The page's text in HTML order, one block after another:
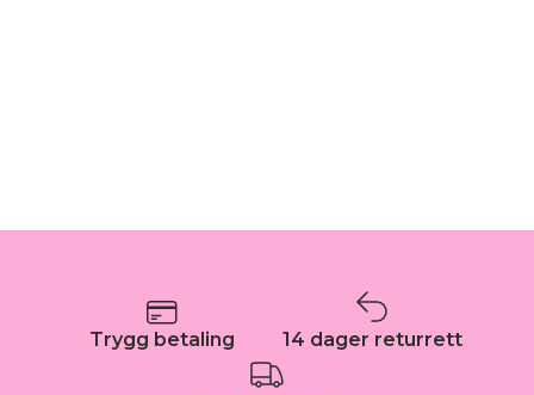
Trygg betaling 14 dager returrett